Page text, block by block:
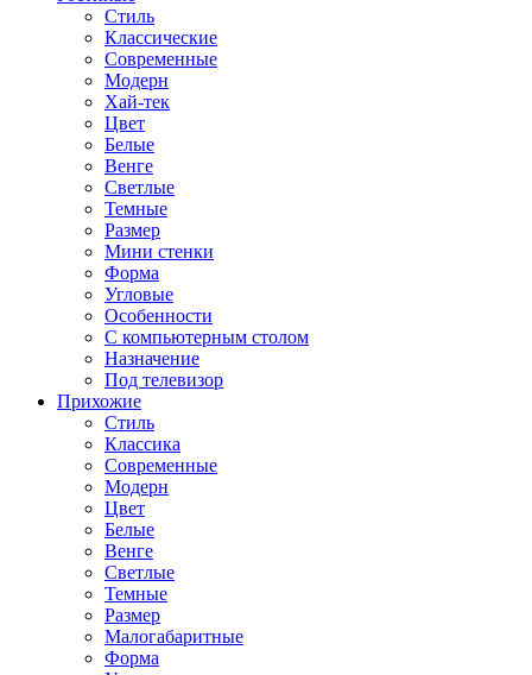
Стиль
Классические
Современные
Модерн
Хай-тек
Цвет
Белые
Венге
Светлые
Темные
Размер
Мини стенки
Форма
Угловые
Особенности
С компьютерным столом
Назначение
Под телевизор
Прихожие
Стиль
Классика
Современные
Модерн
Цвет
Белые
Венге
Светлые
Темные
Размер
Малогабаритные
Форма